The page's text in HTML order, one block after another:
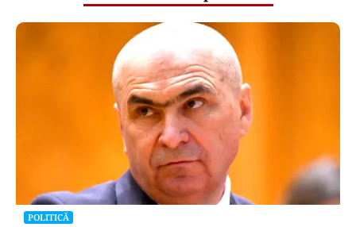
POLITICĂ